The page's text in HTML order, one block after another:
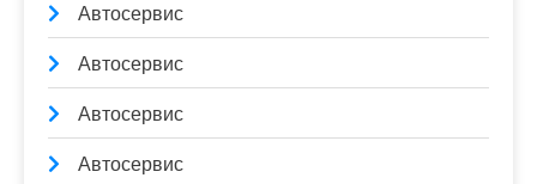
Автосервис
Автосервис
Автосервис
Автосервис